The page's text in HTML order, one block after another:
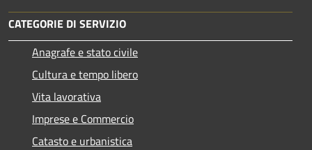
CATEGORIE DI SERVIZIO
Anagrafe e stato civile
Cultura e tempo libero
Vita lavorativa
Imprese e Commercio
Catasto e urbanistica